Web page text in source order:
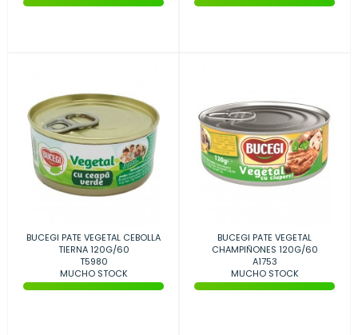
BUCEGI PATE VEGETAL CEBOLLA
TIERNA 120G/60
T5980
MUCHO STOCK
BUCEGI PATE VEGETAL
CHAMPIÑONES 120G/60
A1753
MUCHO STOCK